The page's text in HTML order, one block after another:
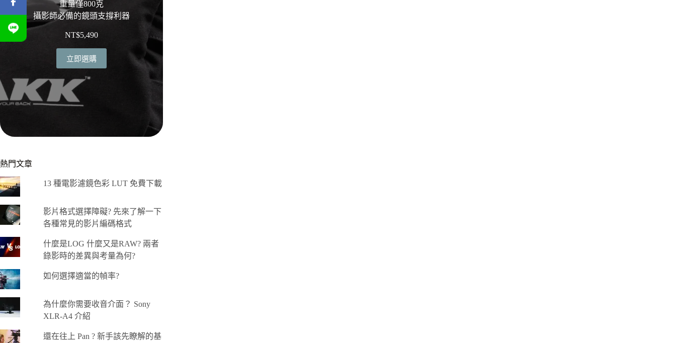
重量僅800克
攝影師必備的鏡頭支撐利器
NT$5,490
立即選購
熱門文章
13 種電影濾鏡色彩 LUT 免費下載
影片格式選擇障礙? 先來了解一下
各種常見的影片編碼格式
什麼是LOG 什麼又是RAW? 兩者
錄影時的差異與考量為何?
如何選擇適當的幀率?
為什麼你需要收音介面？ Sony
XLR-A4 介紹
還在往上 Pan ? 新手該先瞭解的基